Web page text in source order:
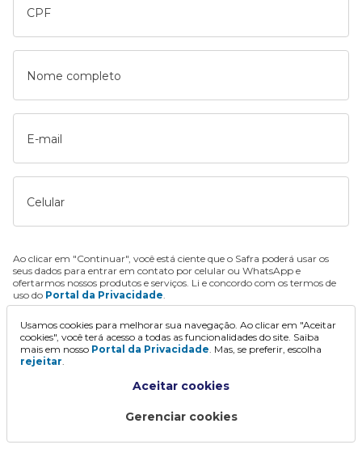
CPF
Nome completo
E-mail
Celular
Ao clicar em "Continuar", você está ciente que o Safra poderá usar os
seus dados para entrar em contato por celular ou WhatsApp e
ofertarmos nossos produtos e serviços. Li e concordo com os termos de
uso do Portal da Privacidade.
Continuar
Usamos cookies para melhorar sua navegação. Ao clicar em "Aceitar
cookies", você terá acesso a todas as funcionalidades do site. Saiba
mais em nosso Portal da Privacidade. Mas, se preferir, escolha
rejeitar.
Aceitar cookies
Gerenciar cookies